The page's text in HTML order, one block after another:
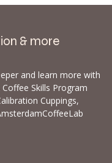
& more
and learn more with
Skills Program
Cuppings,